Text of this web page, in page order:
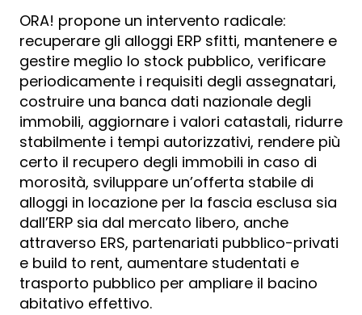
ORA! propone un intervento radicale:
recuperare gli alloggi ERP sfitti, mantenere e
gestire meglio lo stock pubblico, verificare
periodicamente i requisiti degli assegnatari,
costruire una banca dati nazionale degli
immobili, aggiornare i valori catastali, ridurre
stabilmente i tempi autorizzativi, rendere più
certo il recupero degli immobili in caso di
morosità, sviluppare un’offerta stabile di
alloggi in locazione per la fascia esclusa sia
dall’ERP sia dal mercato libero, anche
attraverso ERS, partenariati pubblico-privati
e build to rent, aumentare studentati e
trasporto pubblico per ampliare il bacino
abitativo effettivo.